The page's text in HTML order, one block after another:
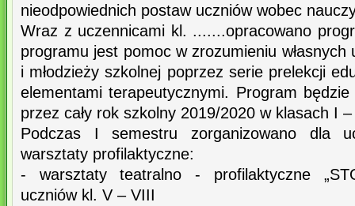
nieodpowiednich postaw uczniów wobec
Wraz z uczennicami kl. .......opracowano
programu jest pomoc w zrozumieniu
i młodzieży szkolnej poprzez serie prelekcji
elementami terapeutycznymi. Program
przez cały rok szkolny 2019/2020 w klasach I
Podczas I semestru zorganizowano dla
warsztaty profilaktyczne:
- warsztaty teatralno - profilaktyczne
uczniów kl. V – VIII